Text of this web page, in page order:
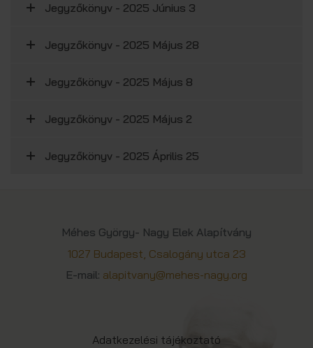
Jegyzőkönyv - 2025 Június 3
Jegyzőkönyv - 2025 Május 28
Jegyzőkönyv - 2025 Május 8
Jegyzőkönyv - 2025 Május 2
Jegyzőkönyv - 2025 Április 25
Méhes György- Nagy Elek Alapítvány
1027 Budapest, Csalogány utca 23
E-mail: alapitvany@mehes-nagy.org
Adatkezelési tájékoztató